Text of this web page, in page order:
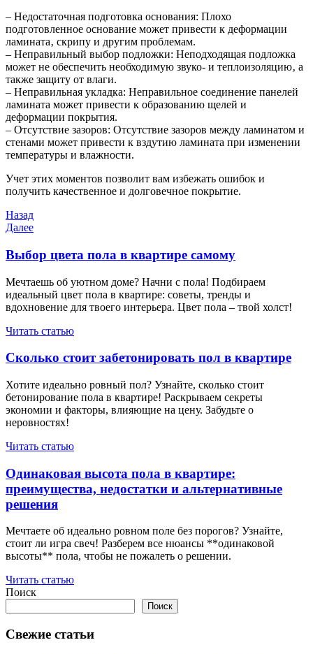
– Недостаточная подготовка основания: Плохо
подготовленное основание может привести к деформации
ламината‚ скрипу и другим проблемам.
– Неправильный выбор подложки: Неподходящая подложка
может не обеспечить необходимую звуко- и теплоизоляцию‚ а
также защиту от влаги.
– Неправильная укладка: Неправильное соединение панелей
ламината может привести к образованию щелей и
деформации покрытия.
– Отсутствие зазоров: Отсутствие зазоров между ламинатом и
стенами может привести к вздутию ламината при изменении
температуры и влажности.
Учет этих моментов позволит вам избежать ошибок и
получить качественное и долговечное покрытие.
Навигация
по
записям
Предыдущая
запись
Назад
Следующая
Далее
Выбор цвета пола в квартире самому
Мечтаешь об уютном доме? Начни с пола! Подбираем
идеальный цвет пола в квартире: советы, тренды и
вдохновение для твоего интерьера. Цвет пола – твой холст!
Читать статью
Сколько стоит забетонировать пол в квартире
Хотите идеально ровный пол? Узнайте, сколько стоит
бетонирование пола в квартире! Раскрываем секреты
экономии и факторы, влияющие на цену. Забудьте о
неровностях!
Читать статью
Одинаковая высота пола в квартире:
преимущества, недостатки и альтернативные
решения
Мечтаете об идеально ровном поле без порогов? Узнайте,
стоит ли игра свеч! Разберем все нюансы **одинаковой
высоты** пола, чтобы не пожалеть о решении.
Читать статью
Поиск
Поиск
Свежие статьи